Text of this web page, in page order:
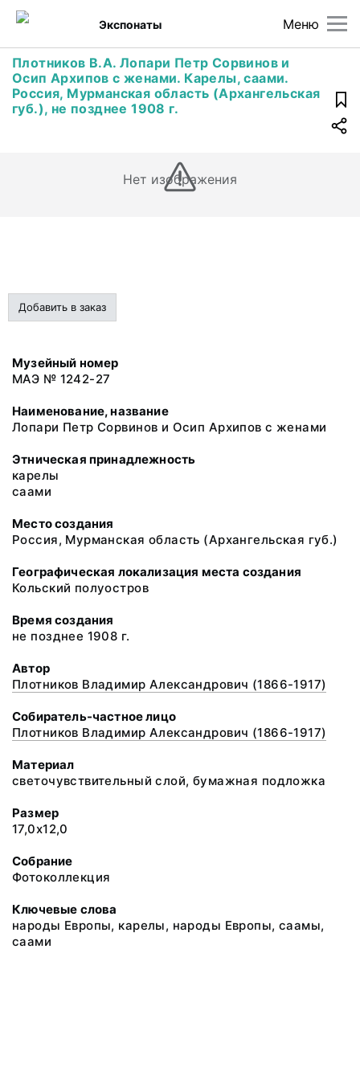
Меню
Экспонаты
Плотников В.А. Лопари Петр Сорвинов и
Осип Архипов с женами. Карелы, саами.
Россия, Мурманская область (Архангельская
губ.), не позднее 1908 г.
Нет изображения
Добавить в заказ
Музейный номер
МАЭ № 1242-27
Наименование, название
Лопари Петр Сорвинов и Осип Архипов с женами
Этническая принадлежность
карелы
саами
Место создания
Россия, Мурманская область (Архангельская губ.)
Географическая локализация места создания
Кольский полуостров
Время создания
не позднее 1908 г.
Автор
Плотников Владимир Александрович (1866-1917)
Собиратель-частное лицо
Плотников Владимир Александрович (1866-1917)
Материал
светочувствительный слой, бумажная подложка
Размер
17,0х12,0
Собрание
Фотоколлекция
Ключевые слова
народы Европы, карелы, народы Европы, саамы,
саами